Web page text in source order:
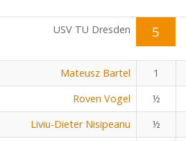
USV TU Dresden 5
Mateusz Bartel 1
Roven Vogel ½
Liviu-Dieter Nisipeanu ½